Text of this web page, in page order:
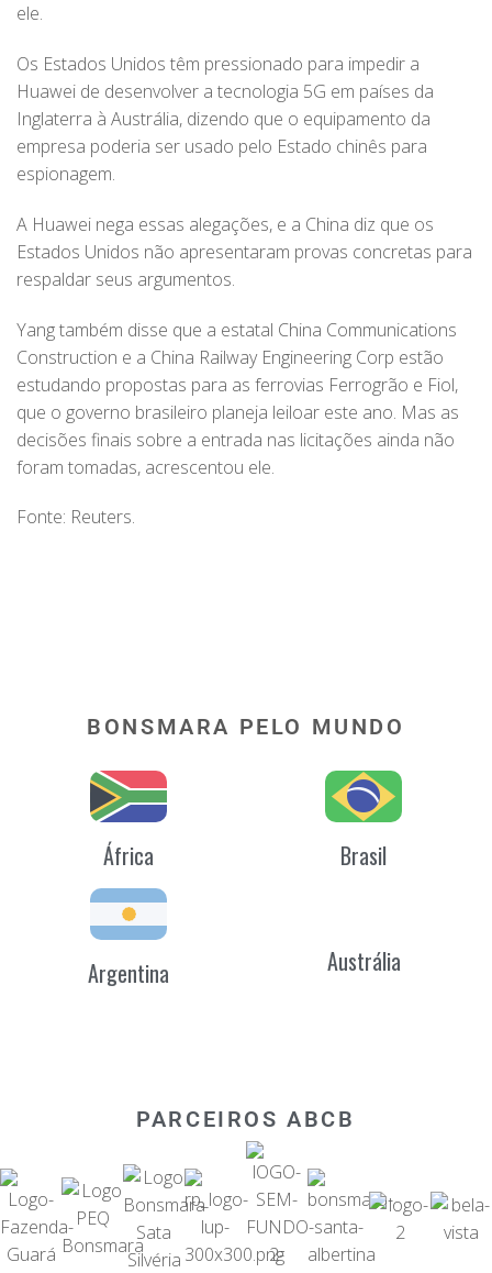
ele.
Os Estados Unidos têm pressionado para impedir a
Huawei de desenvolver a tecnologia 5G em países da
Inglaterra à Austrália, dizendo que o equipamento da
empresa poderia ser usado pelo Estado chinês para
espionagem.
A Huawei nega essas alegações, e a China diz que os
Estados Unidos não apresentaram provas concretas para
respaldar seus argumentos.
Yang também disse que a estatal China Communications
Construction e a China Railway Engineering Corp estão
estudando propostas para as ferrovias Ferrogrão e Fiol,
que o governo brasileiro planeja leiloar este ano. Mas as
decisões finais sobre a entrada nas licitações ainda não
foram tomadas, acrescentou ele.
Fonte: Reuters.
BONSMARA PELO MUNDO
África Brasil
Argentina Austrália
PARCEIROS ABCB